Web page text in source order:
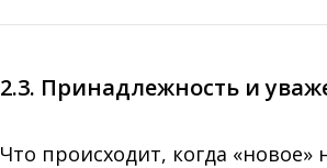
2.3. Принадлежность и
Что происходит, когда